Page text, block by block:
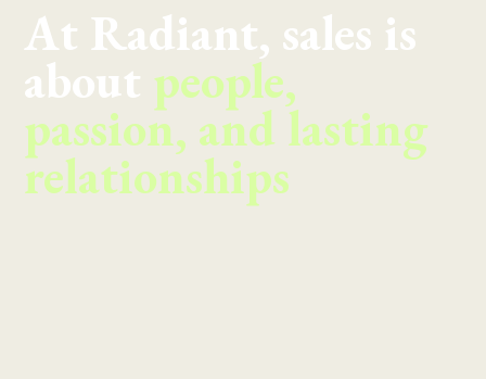
At Radiant, sales is
about people,
passion, and lasting
relationships